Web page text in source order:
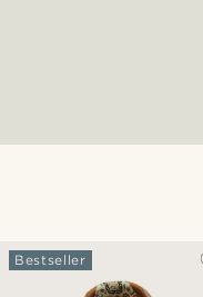
Bestseller